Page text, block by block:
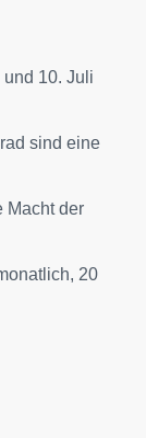
10. Juli
sind eine
Macht der
20